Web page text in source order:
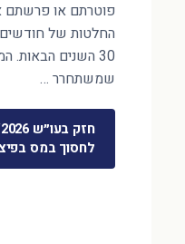
החלטות של
30 השנים
שמשתחרר …
לחסוך במס